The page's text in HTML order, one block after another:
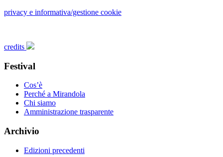
privacy e informativa/gestione cookie
credits
Festival
Cos’è
Perché a Mirandola
Chi siamo
Amministrazione trasparente
Archivio
Edizioni precedenti